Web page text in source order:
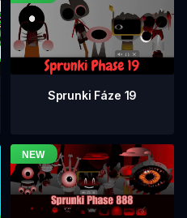
Sprunki Fáze 19